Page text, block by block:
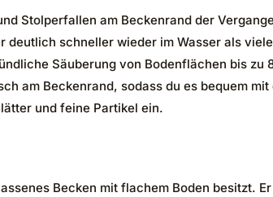
Stolperfallen am Beckenrand der
deutlich schneller wieder im Wasser als
Säuberung von Bodenflächen bis zu
am Beckenrand, sodass du es bequem
und feine Partikel ein.
Becken mit flachem Boden besitzt.